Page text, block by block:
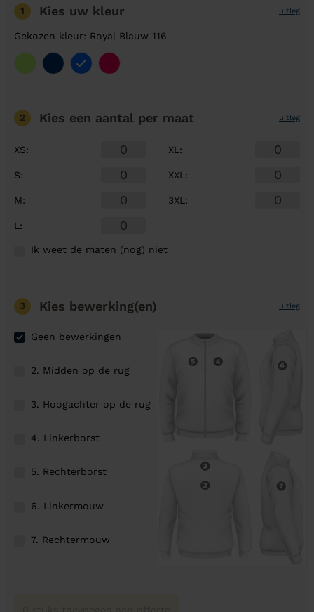
1 Kies uw kleur uitleg
Gekozen kleur: Royal Blauw 116
2 Kies een aantal per maat uitleg
XS:
S:
M:
L :
XL :
XXL :
3XL :
Ik weet de maten (nog) niet
3 Kies bewerking(en) uitleg
Geen bewerkingen
2. Midden op de rug
3. Hoogachter op de rug
4. Linkerborst
5. Rechterborst
6. Linkermouw
7. Rechtermouw